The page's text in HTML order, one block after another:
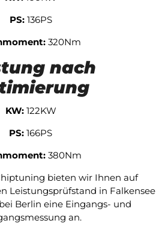
PS: 136PS
320Nm
nach
KW: 122KW
PS: 166PS
380Nm
bieten wir Ihnen auf
Leistungsprüfstand in Falkensee
Berlin eine Eingangs- und
an.